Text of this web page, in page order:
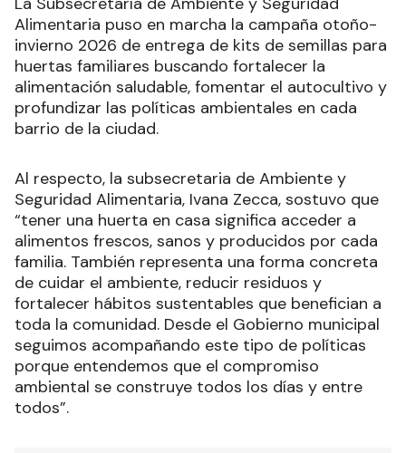
Alimentaria puso en marcha la campaña otoño-
invierno 2026 de entrega de kits de semillas para
huertas familiares buscando fortalecer la
alimentación saludable, fomentar el autocultivo y
profundizar las políticas ambientales en cada
barrio de la ciudad.
Al respecto, la subsecretaria de Ambiente y
Seguridad Alimentaria, Ivana Zecca, sostuvo que
“tener una huerta en casa significa acceder a
alimentos frescos, sanos y producidos por cada
familia. También representa una forma concreta
de cuidar el ambiente, reducir residuos y
fortalecer hábitos sustentables que benefician a
toda la comunidad. Desde el Gobierno municipal
seguimos acompañando este tipo de políticas
porque entendemos que el compromiso
ambiental se construye todos los días y entre
todos”.